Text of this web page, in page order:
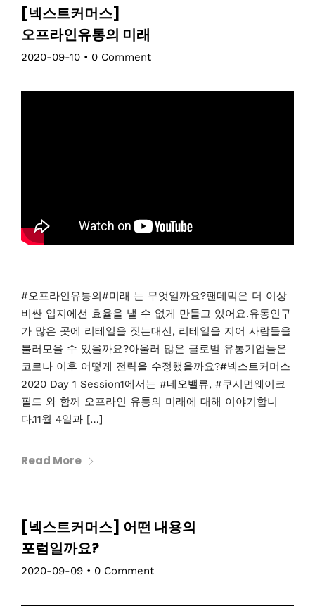
[넥스트커머스]
오프라인유통의 미래
2020-09-10 • 0 Comment
#오프라인유통의#미래 는 무엇일까요?팬데믹은 더 이상
비싼 입지에선 효율을 낼 수 없게 만들고 있어요.유동인구
가 많은 곳에 리테일을 짓는대신, 리테일을 지어 사람들을
불러모을 수 있을까요?아울러 많은 글로벌 유통기업들은
코로나 이후 어떻게 전략을 수정했을까요?#넥스트커머스
2020 Day 1 Session1에서는 #네오밸류, #쿠시먼웨이크
필드 와 함께 오프라인 유통의 미래에 대해 이야기합니
다.11월 4일과 […]
Read More
[넥스트커머스] 어떤 내용의
포럼일까요?
2020-09-09 • 0 Comment